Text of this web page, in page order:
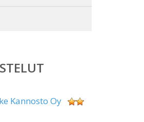
Kannosto Oy